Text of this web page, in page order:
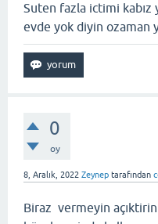
Suten fazla ictimi kabız
evde yok diyin ozaman
0
oy
8, Aralık, 2022 Zeynep tarafından
Biraz vermeyin